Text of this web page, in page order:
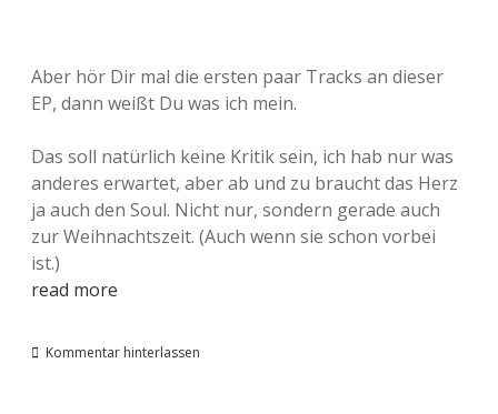
Aber hör Dir mal die ersten paar Tracks an dieser
EP, dann weißt Du was ich mein.
Das soll natürlich keine Kritik sein, ich hab nur was
anderes erwartet, aber ab und zu braucht das Herz
ja auch den Soul. Nicht nur, sondern gerade auch
zur Weihnachtszeit. (Auch wenn sie schon vorbei
ist.)
read more
Kommentar hinterlassen